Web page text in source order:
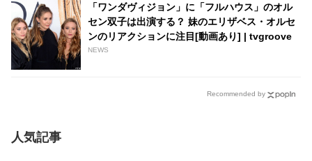
「ワンダヴィジョン」に「フルハウス」のオル
セン双子は出演する？ 妹のエリザベス・オルセ
ンのリアクションに注目[動画あり] | tvgroove
NEWS
Recommended by
人気記事